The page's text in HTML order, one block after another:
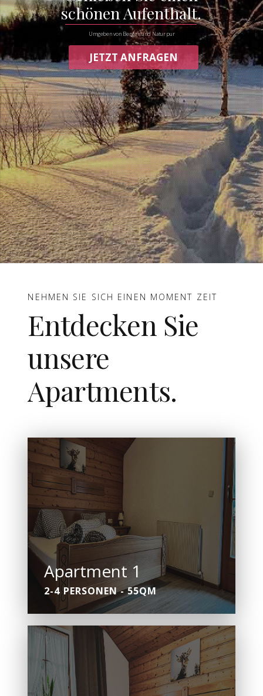
NEHMEN SIE SICH EINEN MOMENT ZEIT
Entdecken Sie
unsere
Apartments.
Apartment 1
2-4 PERSONEN - 55QM